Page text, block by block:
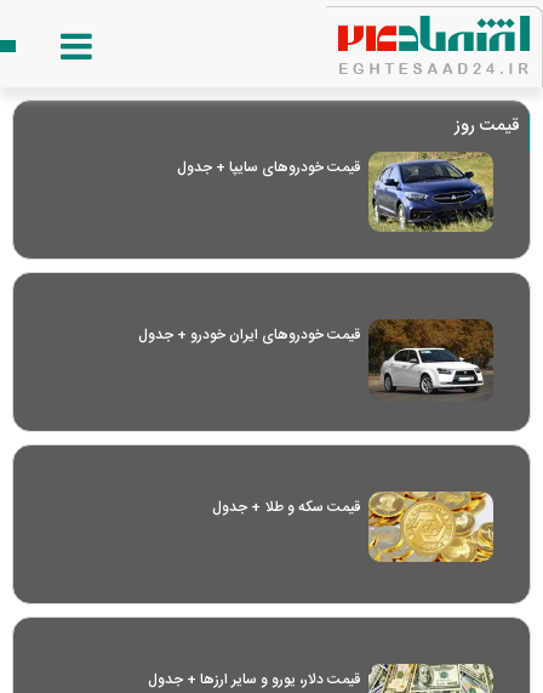
قیمت روز
قیمت خودرو‌های سایپا + جدول
قیمت خودرو‌های ایران خودرو + جدول
قیمت سکه و طلا + جدول
قیمت دلار، یورو و سایر ارز‌ها + جدول